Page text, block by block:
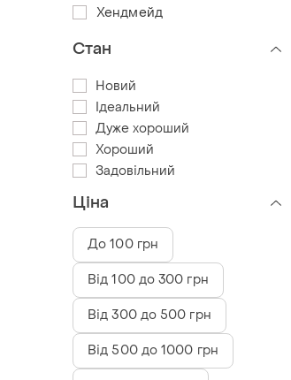
Хендмейд
Стан
Новий
Ідеальний
Дуже хороший
Хороший
Задовільний
Ціна
До 100 грн
Від 100 до 300 грн
Від 300 до 500 грн
Від 500 до 1000 грн